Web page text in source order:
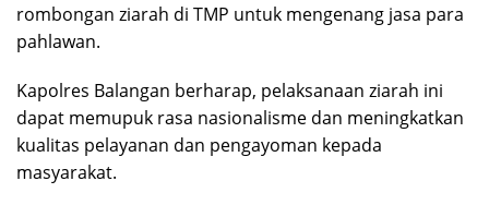
rombongan ziarah di TMP untuk mengenang jasa para
pahlawan.
Kapolres Balangan berharap, pelaksanaan ziarah ini
dapat memupuk rasa nasionalisme dan meningkatkan
kualitas pelayanan dan pengayoman kepada
masyarakat.